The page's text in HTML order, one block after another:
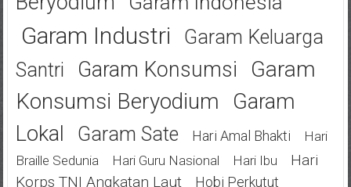
Garam Industri
Garam Keluarga
Santri
Garam Konsumsi
Garam
Konsumsi Beryodium
Garam
Lokal
Garam Sate Hari Amal Bhakti
Hari
Braille Sedunia
Hari Guru Nasional Hari Ibu
Hari
Korps TNI Angkatan Laut
Hobi Perkutut